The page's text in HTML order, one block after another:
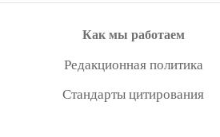
Как мы работаем
Редакционная политика
Стандарты цитирования